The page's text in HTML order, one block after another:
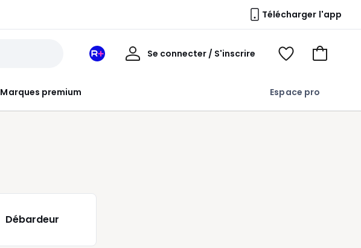
Télécharger l'app
Marques premium Espace pro
Mon
Se connecter / S'inscrire
Mon
Voir
Voir
Débardeur